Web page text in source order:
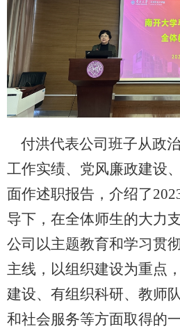
付洪代表公司班子从政
工作实绩、党风廉政建设
面作述职报告，介绍了
导下，在全体师生的大力
公司以主题教育和学习贯
主线，以组织建设为重点
建设、有组织科研、教师
和社会服务等方面取得的